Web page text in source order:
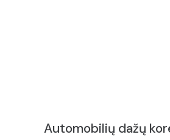
Automobilių dažų